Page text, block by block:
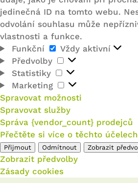
jedinečná ID na tomto webu.
odvolání souhlasu může
vlastnosti a funkce.
Funkční
Funkční
Vždy aktivní
Předvolby
Předvolby
Statistiky
Statistiky
Marketing
Marketing
Spravovat možnosti
Spravovat služby
Správa {vendor_count} prodejců
Přečtěte si více o těchto účelech
Přijmout Odmítnout Zobrazit
Zobrazit předvolby
Zásady cookies